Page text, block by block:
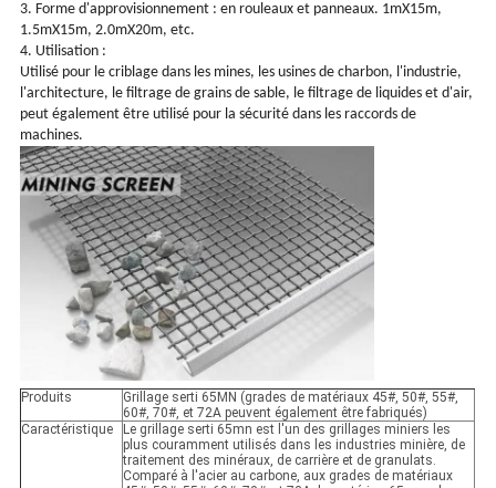
3. Forme d'approvisionnement : en rouleaux et panneaux. 1mX15m,
1.5mX15m, 2.0mX20m, etc.
4. Utilisation :
Utilisé pour le criblage dans les mines, les usines de charbon, l'industrie,
l'architecture, le filtrage de grains de sable, le filtrage de liquides et d'air,
peut également être utilisé pour la sécurité dans les raccords de
machines.
Produits
Grillage serti 65MN (grades de matériaux 45#, 50#, 55#,
60#, 70#, et 72A peuvent également être fabriqués)
Caractéristique
Le grillage serti 65mn est l'un des grillages miniers les
plus couramment utilisés dans les industries minière, de
traitement des minéraux, de carrière et de granulats.
Comparé à l'acier au carbone, aux grades de matériaux